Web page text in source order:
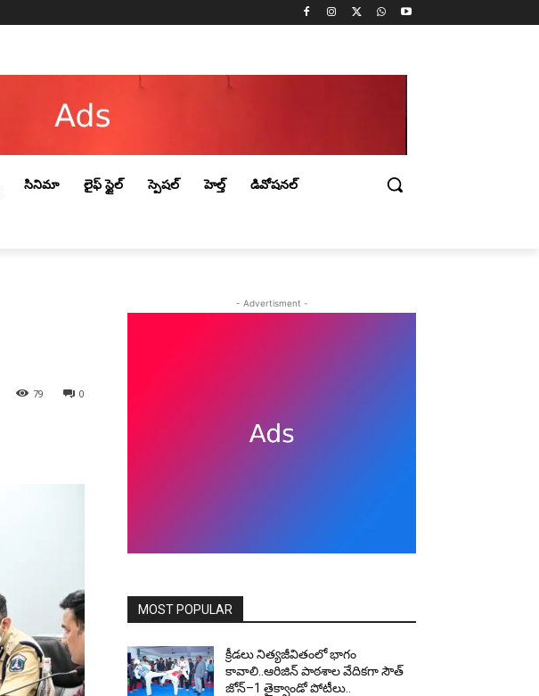
సినిమా లైఫ్ స్టైల్ స్పెషల్ హెల్త్ డివోషనల్
0
79
- Advertisment -
MOST POPULAR
క్రీడలు నిత్యజీవితంలో భాగం
కావాలి..ఆరిజిన్ పాఠశాల వేదికగా సౌత్
జోన్–1 తైక్వాండో పోటీలు..